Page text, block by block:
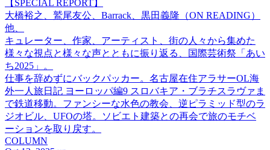
【SPECIAL REPORT】
大橋裕之、鷲尾友公、Barrack、黒田義隆（ON READING）
他、
キュレーター、作家、アーティスト、街の人々から集めた
様々な視点と様々な声とともに振り返る、国際芸術祭「あい
ち2025」。
仕事を辞めずにバックパッカー。名古屋在住アラサーOL海
外一人旅日記 ヨーロッパ編9 スロバキア・ブラチスラヴァま
で鉄道移動。ファンシーな水色の教会、逆ピラミッド型のラ
ジオビル、UFOの塔。ソビエト建築との再会で旅のモチベ
ーションを取り戻す。
COLUMN